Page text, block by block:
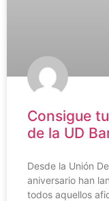
Consigue
de la UD
Desde la Unión
aniversario han
todos aquellos